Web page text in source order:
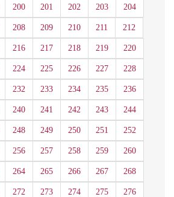
200 201 202 203 204
208 209 210 211 212
216 217 218 219 220
224 225 226 227 228
232 233 234 235 236
240 241 242 243 244
248 249 250 251 252
256 257 258 259 260
264 265 266 267 268
272 273 274 275 276